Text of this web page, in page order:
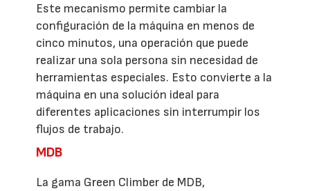
Este mecanismo permite cambiar la
configuración de la máquina en menos de
cinco minutos, una operación que puede
realizar una sola persona sin necesidad de
herramientas especiales. Esto convierte a la
máquina en una solución ideal para
diferentes aplicaciones sin interrumpir los
flujos de trabajo.
MDB
La gama Green Climber de MDB,